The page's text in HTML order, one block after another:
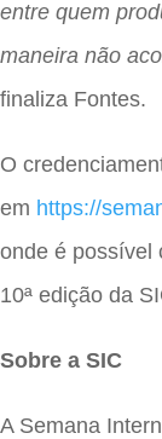
entre quem
maneira não
finaliza Fontes.
O
em https://
onde é possível
10ª edição da
Sobre a SIC
A Semana